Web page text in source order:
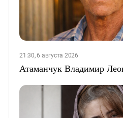
21:30, 6 августа 2026
Атаманчук Владимир